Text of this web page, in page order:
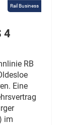
Rail Business
4
RB
Eine
im